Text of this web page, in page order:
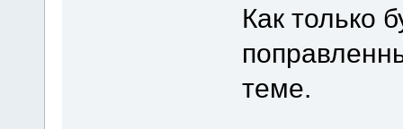
Как только
теме.